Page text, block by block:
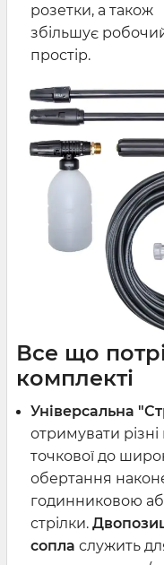
розетки, а також
збільшує
простір.
Все що
комплекті
Універсальна
отримувати
точкової до
обертання
годинниковою
стрілки.
сопла служить